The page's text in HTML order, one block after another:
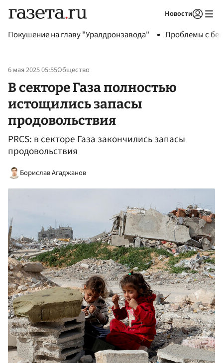
Новости
Покушение на главу "Уралдронзавода" Проблемы с
6 мая 2025 05:55Общество
В секторе Газа полностью
истощились запасы
продовольствия
PRCS: в секторе Газа закончились запасы
продовольствия
Борислав Агаджанов